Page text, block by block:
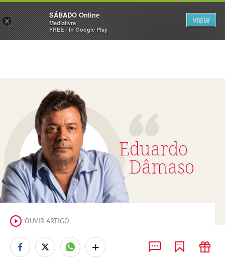
Sábado Assine Iniciar Sessão
Eduardo
Dâmaso
OUVIR ARTIGO
+
×
SÁBADO Online
Medialivre
FREE - In Google Play
VIEW